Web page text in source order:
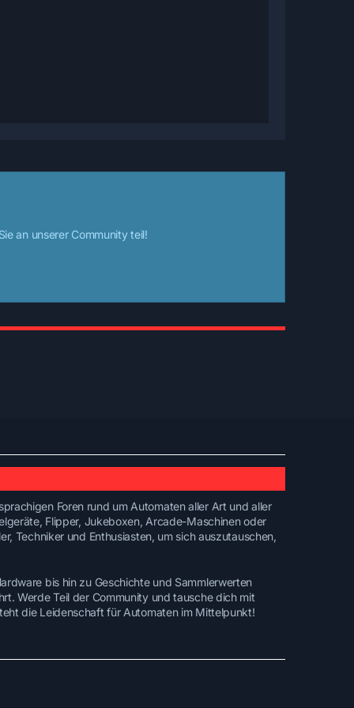
an unserer Community teil!
Foren rund um Automaten aller Art und aller
Flipper, Jukeboxen, Arcade-Maschinen oder
Techniker und Enthusiasten, um sich auszutauschen,
bis hin zu Geschichte und Sammlerwerten
Werde Teil der Community und tausche dich mit
die Leidenschaft für Automaten im Mittelpunkt!